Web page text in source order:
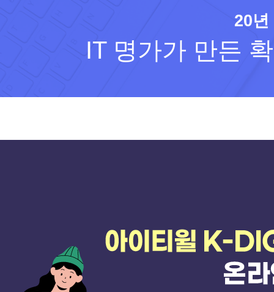
20년
IT 명가가 만든